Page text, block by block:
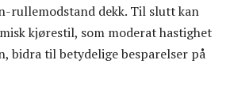
rullemodstand dekk. Til slutt kan
kjørestil, som moderat hastighet
bidra til betydelige besparelser på